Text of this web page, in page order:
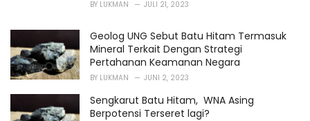
BY LUKMAN JULI 21, 2023
Geolog UNG Sebut Batu Hitam Termasuk
Mineral Terkait Dengan Strategi
Pertahanan Keamanan Negara
BY LUKMAN JUNI 2, 2023
Sengkarut Batu Hitam, WNA Asing
Berpotensi Terseret lagi?